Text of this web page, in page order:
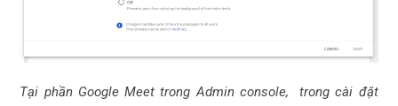
Tại phần Google Meet trong Admin console, trong cài đặt